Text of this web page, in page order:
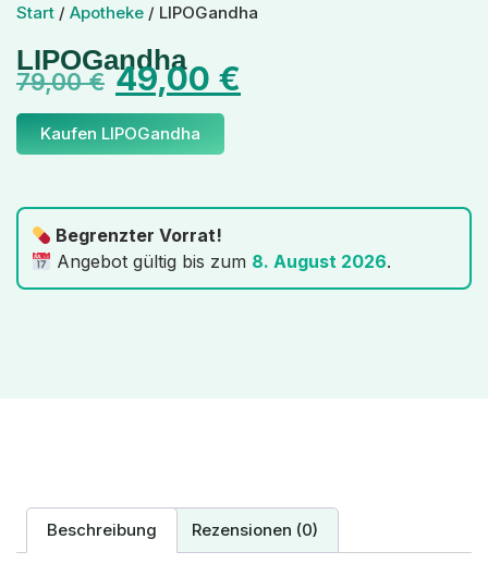
Start / Apotheke / LIPOGandha
LIPOGandha
79,00€ 49,00 €
Kaufen LIPOGandha
Begrenzter Vorrat!
Angebot gültig bis zum 8. August 2026.
Beschreibung Rezensionen (0)